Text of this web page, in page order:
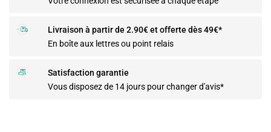
Livraison à partir de 2.90€ et offerte dès 49€*
En boîte aux lettres ou point relais
Satisfaction garantie
Vous disposez de 14 jours pour changer d'avis*